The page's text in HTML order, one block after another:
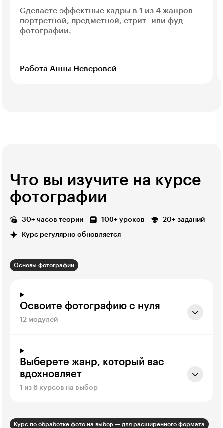
Сделаете эффектные кадры в 1 из 4 жанров —
портретной, предметной, стрит- или фуд-
фотографии.
Работа Анны Неверовой
Что вы изучите на курсе
фотографии
30+ часов теории 100+ уроков 20+ заданий
Курс регулярно обновляется
Основы фотографии
Освоите фотографию с нуля
12 модулей
Выберете жанр, который вас
вдохновляет
1 из 6 курсов на выбор
Курс по обработке фото на выбор — для расширенного формата